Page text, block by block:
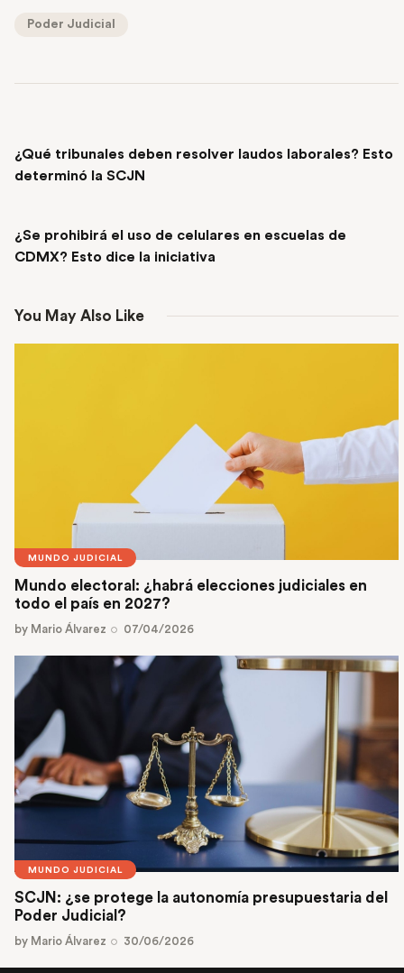
Poder Judicial
¿Qué tribunales deben resolver laudos laborales? Esto
determinó la SCJN
¿Se prohibirá el uso de celulares en escuelas de
CDMX? Esto dice la iniciativa
You May Also Like
MUNDO JUDICIAL
Mundo electoral: ¿habrá elecciones judiciales en
todo el país en 2027?
by Mario Álvarez 07/04/2026
MUNDO JUDICIAL
SCJN: ¿se protege la autonomía presupuestaria del
Poder Judicial?
by Mario Álvarez 30/06/2026